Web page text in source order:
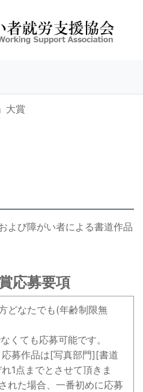
大賞
よび障がい者による書道作品
応募要項
どなたでも(年齢制限無
くても応募可能です。
募作品は[写真部門][書道
1点までとさせて頂きま
れた場合、一番初めに応募